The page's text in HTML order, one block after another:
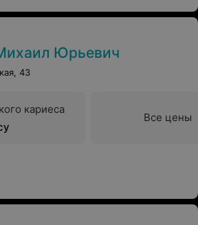
Юрьевич
43
кариеса
Все цены